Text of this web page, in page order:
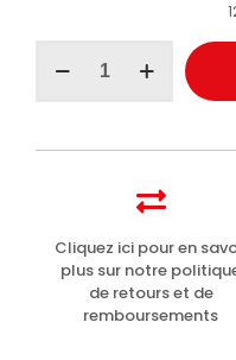
contour
des
Cliquez ici pour en
plus sur notre
de retours et de
remboursements